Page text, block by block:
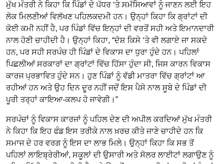
ਮੁੱਖ ਮੰਤਰੀ ਨੇ ਕਿਹਾ ਕਿ ਪਿੰਡਾਂ ਦੇ ਪੱਧਰ ‘ਤੇ ਸਮੱਸਿਆਵਾਂ ਨੂੰ ਜਾਣਨ ਲਈ ਇਹ
ਲੋਕ ਮਿਲਣੀਆਂ ਵਿਲੱਖਣ ਪਹਿਲਕਦਮੀ ਹਨ। ਉਨ੍ਹਾਂ ਕਿਹਾ ਕਿ ਗ੍ਰਾਂਟਾਂ ਦੀ
ਕੋਈ ਕਮੀ ਨਹੀਂ ਹੈ, ਪਰ ਪਿੰਡਾਂ ਵਿੱਚ ਇਨ੍ਹਾਂ ਦੀ ਵਰਤੋਂ ਸਹੀ ਅਤੇ ਇਮਾਨਦਾਰੀ
ਨਾਲ ਹੋਣੀ ਚਾਹੀਦੀ ਹੈ। ਉਨ੍ਹਾਂ ਕਿਹਾ, “ਦੋਸ਼ ਕਿਸੇ ‘ਤੇ ਵੀ ਲਗਾਏ ਜਾ ਸਕਦੇ
ਹਨ, ਪਰ ਸਹੀ ਸਰਪੰਚ ਹੀ ਪਿੰਡਾਂ ਦੇ ਵਿਕਾਸ ਦਾ ਧੁਰਾ ਹੁੰਦੇ ਹਨ। ਪਹਿਲਾਂ
ਪਿਛਲੀਆਂ ਸਰਕਾਰਾਂ ਦਾ ਗ੍ਰਾਂਟਾਂ ਵਿੱਚ ਹਿੱਸਾ ਹੁੰਦਾ ਸੀ, ਜਿਸ ਕਾਰਨ ਵਿਕਾਸ
ਕਾਰਜ ਪ੍ਰਭਾਵਿਤ ਹੁੰਦੇ ਸਨ। ਹੁਣ ਪਿੰਡਾਂ ਨੂੰ ਵੱਡੀ ਮਾਤਰਾ ਵਿੱਚ ਗ੍ਰਾਂਟਾਂ ਆ
ਰਹੀਆਂ ਹਨ ਅਤੇ ਉਹ ਦਿਨ ਦੂਰ ਨਹੀਂ ਜਦੋਂ ਇਸ ਪੈਸੇ ਨਾਲ ਸੂਬੇ ਦੇ ਪਿੰਡਾਂ ਦੀ
ਪੂਰੀ ਤਰ੍ਹਾਂ ਕਾਇਆ-ਕਲਪ ਹੋ ਜਾਵੇਗੀ।”
ਸਰਪੰਚਾਂ ਨੂੰ ਵਿਕਾਸ ਕਾਰਜਾਂ ਨੂੰ ਪਹਿਲ ਦੇਣ ਦੀ ਅਪੀਲ ਕਰਦਿਆਂ ਮੁੱਖ ਮੰਤਰੀ
ਨੇ ਕਿਹਾ ਕਿ ਇਹ ਫੰਡ ਇਸ ਤਰੀਕੇ ਨਾਲ ਖ਼ਰਚ ਕੀਤੇ ਜਾਣੇ ਚਾਹੀਦੇ ਹਨ ਕਿ
ਸਮਾਜ ਦੇ ਹਰ ਵਰਗ ਨੂੰ ਇਸ ਦਾ ਲਾਭ ਮਿਲੇ। ਉਨ੍ਹਾਂ ਕਿਹਾ ਕਿ ਸਭ ਤੋਂ
ਪਹਿਲਾਂ ਲਾਇਬ੍ਰੇਰੀਆਂ, ਸਕੂਲਾਂ ਦੀ ਉਸਾਰੀ ਅਤੇ ਸੋਲਰ ਲਾਈਟਾਂ ਲਗਾਉਣ ਨੂੰ